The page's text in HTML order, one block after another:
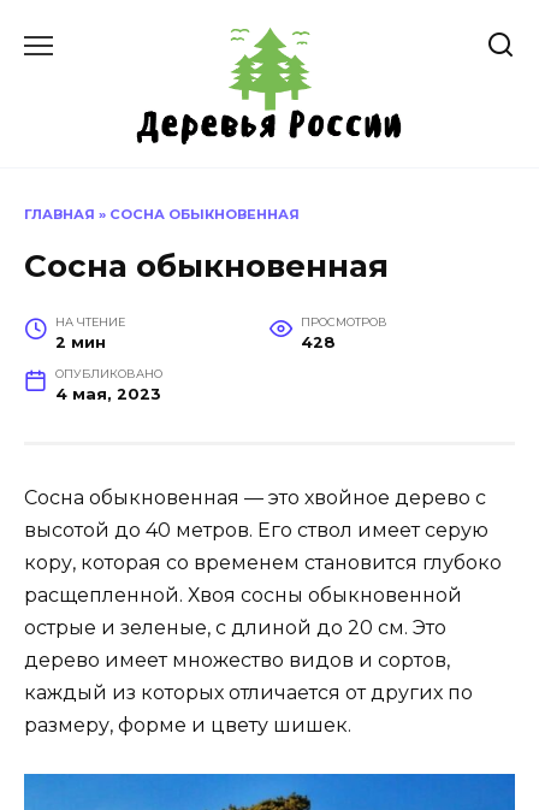
ГЛАВНАЯ » СОСНА ОБЫКНОВЕННАЯ
Сосна обыкновенная
НА ЧТЕНИЕ
2 мин
ПРОСМОТРОВ
428
ОПУБЛИКОВАНО
4 мая, 2023
Сосна обыкновенная — это хвойное дерево с
высотой до 40 метров. Его ствол имеет серую
кору, которая со временем становится глубоко
расщепленной. Хвоя сосны обыкновенной
острые и зеленые, с длиной до 20 см. Это
дерево имеет множество видов и сортов,
каждый из которых отличается от других по
размеру, форме и цвету шишек.